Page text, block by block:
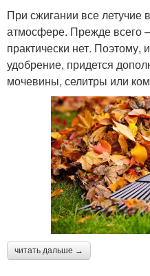
При сжигании все летучие
атмосфере. Прежде всего
практически нет. Поэтому,
удобрение, придется
мочевины, селитры или
читать дальше →